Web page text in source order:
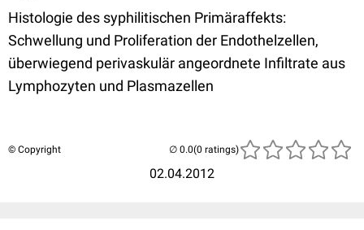
Histologie des syphilitischen Primäraffekts:
Schwellung und Proliferation der Endothelzellen,
überwiegend perivaskulär angeordnete Infiltrate aus
Lymphozyten und Plasmazellen
© Copyright
02.04.2012
(0 ratings)